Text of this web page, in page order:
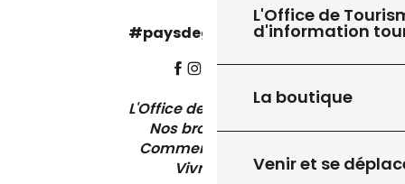
L'Office de
d'information
La boutique
Venir et se
#paysdegourdon !
L'Office de Tourisme
Nos brochures
Comment venir ?
Vivre ici